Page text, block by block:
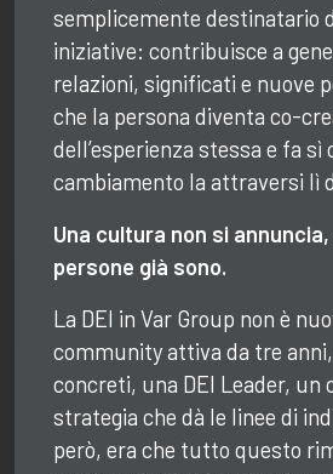
semplicemente destinatario
iniziative: contribuisce a
relazioni, significati e nuove
che la persona diventa co-
dell’esperienza stessa e fa sì
cambiamento la attraversi lì
Una cultura non si
persone già sono.
La DEI in Var Group non è
community attiva da tre
concreti, una DEI Leader, un
strategia che dà le linee di
però, era che tutto questo